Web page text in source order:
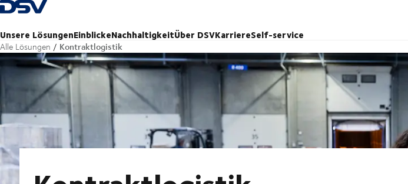
Zurück zur Startseite
Unsere LösungenEinblickeNachhaltigkeitÜber DSVKarriereSelf-service
Alle Lösungen Kontraktlogistik